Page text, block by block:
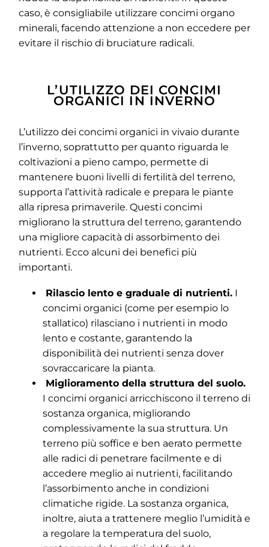
caso, è consigliabile utilizzare concimi organo
minerali, facendo attenzione a non eccedere per
evitare il rischio di bruciature radicali.
L’UTILIZZO DEI CONCIMI
ORGANICI IN INVERNO
L’utilizzo dei concimi organici in vivaio durante
l’inverno, soprattutto per quanto riguarda le
coltivazioni a pieno campo, permette di
mantenere buoni livelli di fertilità del terreno,
supporta l’attività radicale e prepara le piante
alla ripresa primaverile. Questi concimi
migliorano la struttura del terreno, garantendo
una migliore capacità di assorbimento dei
nutrienti. Ecco alcuni dei benefici più
importanti.
Rilascio lento e graduale di nutrienti. I
concimi organici (come per esempio lo
stallatico) rilasciano i nutrienti in modo
lento e costante, garantendo la
disponibilità dei nutrienti senza dover
sovraccaricare la pianta.
Miglioramento della struttura del suolo.
I concimi organici arricchiscono il terreno di
sostanza organica, migliorando
complessivamente la sua struttura. Un
terreno più soffice e ben aerato permette
alle radici di penetrare facilmente e di
accedere meglio ai nutrienti, facilitando
l’assorbimento anche in condizioni
climatiche rigide. La sostanza organica,
inoltre, aiuta a trattenere meglio l’umidità e
a regolare la temperatura del suolo,